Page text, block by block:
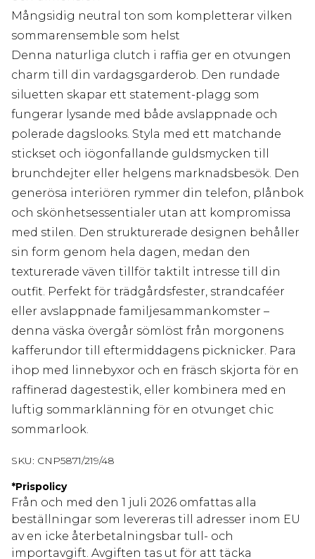
Mångsidig neutral ton som kompletterar vilken
sommarensemble som helst
Denna naturliga clutch i raffia ger en otvungen
charm till din vardagsgarderob. Den rundade
siluetten skapar ett statement-plagg som
fungerar lysande med både avslappnade och
polerade dagslooks. Styla med ett matchande
stickset och iögonfallande guldsmycken till
brunchdejter eller helgens marknadsbesök. Den
generösa interiören rymmer din telefon, plånbok
och skönhetsessentialer utan att kompromissa
med stilen. Den strukturerade designen behåller
sin form genom hela dagen, medan den
texturerade väven tillför taktilt intresse till din
outfit. Perfekt för trädgårdsfester, strandcaféer
eller avslappnade familjesammankomster –
denna väska övergår sömlöst från morgonens
kafferundor till eftermiddagens picknicker. Para
ihop med linnebyxor och en fräsch skjorta för en
raffinerad dagestestik, eller kombinera med en
luftig sommarklänning för en otvunget chic
sommarlook.
SKU: CNP5871/219/48
*Prispolicy
Från och med den 1 juli 2026 omfattas alla
beställningar som levereras till adresser inom EU
av en icke återbetalningsbar tull- och
importavgift. Avgiften tas ut för att täcka